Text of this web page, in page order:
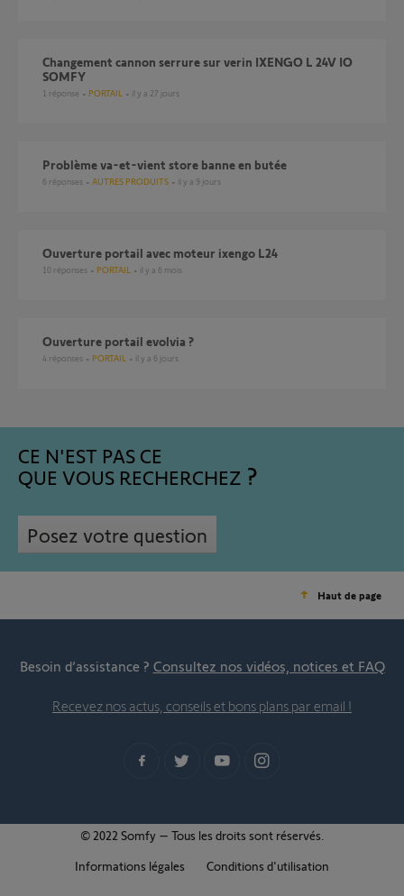
Changement cannon serrure sur verin IXENGO L 24V IO
SOMFY
1 réponse PORTAIL il y a 27 jours
Problème va-et-vient store banne en butée
6 réponses AUTRES PRODUITS il y a 9 jours
Ouverture portail avec moteur ixengo L24
10 réponses PORTAIL il y a 6 mois
ouverture portail evolvia ?
4 réponses PORTAIL il y a 6 jours
CE N'EST PAS CE
QUE VOUS RECHERCHEZ
Posez votre question
Haut de page
Besoin d’assistance ? Consultez nos vidéos, notices et FAQ
Recevez nos actus, conseils et bons plans par email !
© 2022 Somfy – Tous les droits sont réservés.
Informations légales
Conditions d'utilisation